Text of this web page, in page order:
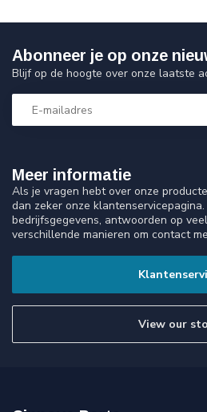
Meer informatie
Als je vragen hebt over onze
dan zeker onze
bedrijfsgegevens, antwoorden op
verschillende manieren om contact
View our
Abonneer je op onze
Blijf op de hoogte over onze laatste